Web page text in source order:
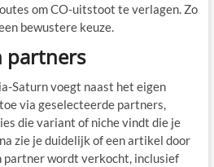
om CO-uitstoot te verlagen. Zo
bewustere keuze.
partners
Saturn voegt naast het eigen
via geselecteerde partners,
die variant of niche vindt die je
zie je duidelijk of een artikel door
partner wordt verkocht, inclusief